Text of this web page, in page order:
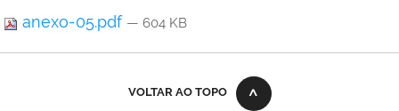
anexo-05.pdf — 604 KB
VOLTAR AO TOPO